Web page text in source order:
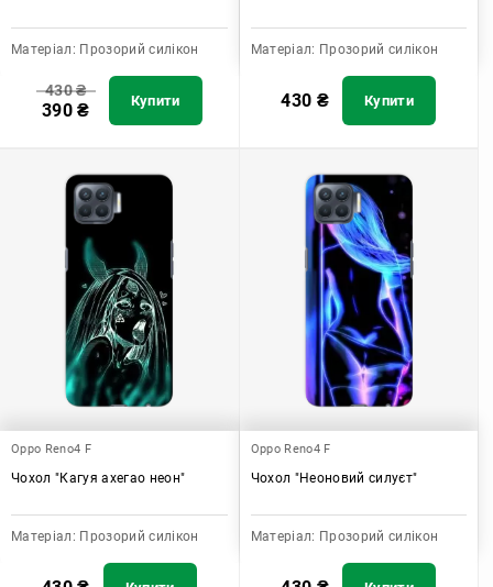
Матеріал: Прозорий силікон
430₴
390₴ Купити
Матеріал: Прозорий силікон
430 ₴ Купити
Oppo Reno4 F
Чохол "Кагуя ахегао неон"
Матеріал: Прозорий силікон
Oppo Reno4 F
Чохол "Неоновий силуєт"
Матеріал: Прозорий силікон